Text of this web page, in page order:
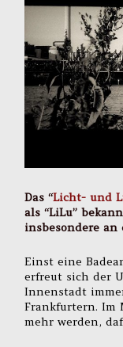
Das “Licht- und
als “LiLu”
insbesondere an
Einst eine
erfreut sich der
Innenstadt
Frankfurtern. Im
mehr werden,